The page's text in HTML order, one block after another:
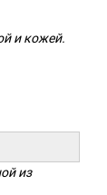
и кожей.
из